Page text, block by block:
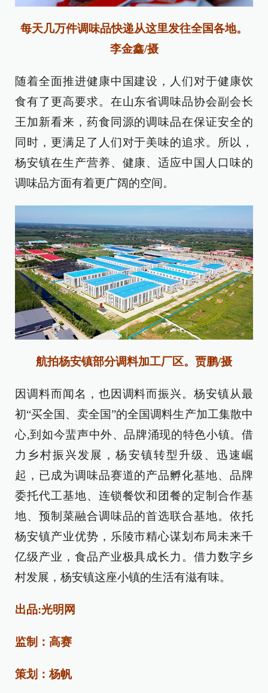
每天几万件调味品快递从这里发往全国各地。
李金鑫/摄
随着全面推进健康中国建设，人们对于健康饮
食有了更高要求。在山东省调味品协会副会长
王加新看来，药食同源的调味品在保证安全的
同时，更满足了人们对于美味的追求。所以，
杨安镇在生产营养、健康、适应中国人口味的
调味品方面有着更广阔的空间。
航拍杨安镇部分调料加工厂区。贾鹏/摄
因调料而闻名，也因调料而振兴。杨安镇从最
初“买全国、卖全国”的全国调料生产加工集散中
心,到如今蜚声中外、品牌涌现的特色小镇。借
力乡村振兴发展，杨安镇转型升级、迅速崛
起，已成为调味品赛道的产品孵化基地、品牌
委托代工基地、连锁餐饮和团餐的定制合作基
地、预制菜融合调味品的首选联合基地。依托
杨安镇产业优势，乐陵市精心谋划布局未来千
亿级产业，食品产业极具成长力。借力数字乡
村发展，杨安镇这座小镇的生活有滋有味。
出品:光明网
监制：高赛
策划：杨帆